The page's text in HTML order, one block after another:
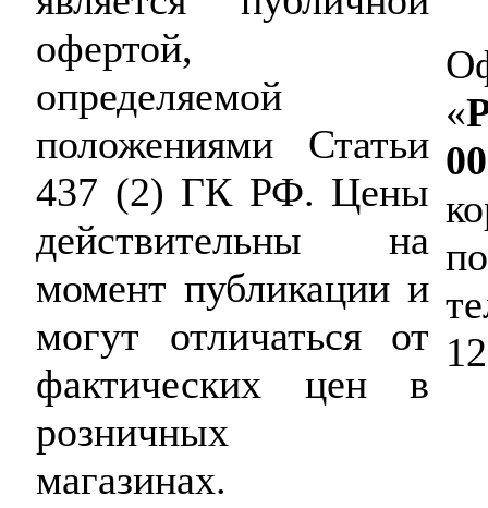
офертой,
определяемой
положениями Статьи
437 (2) ГК РФ. Цены
действительны на
момент публикации и
могут отличаться от
фактических цен в
розничных
магазинах.
«